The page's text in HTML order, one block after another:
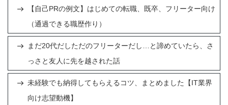
【自己PRの例文】はじめての転職、既卒、フリーター向け
（通過できる職歴作り）
まだ20代だしただのフリーターだし…と諦めていたら、さ
っさと友人に先を越された話
未経験でも納得してもらえるコツ、まとめました【IT業界
向け志望動機】